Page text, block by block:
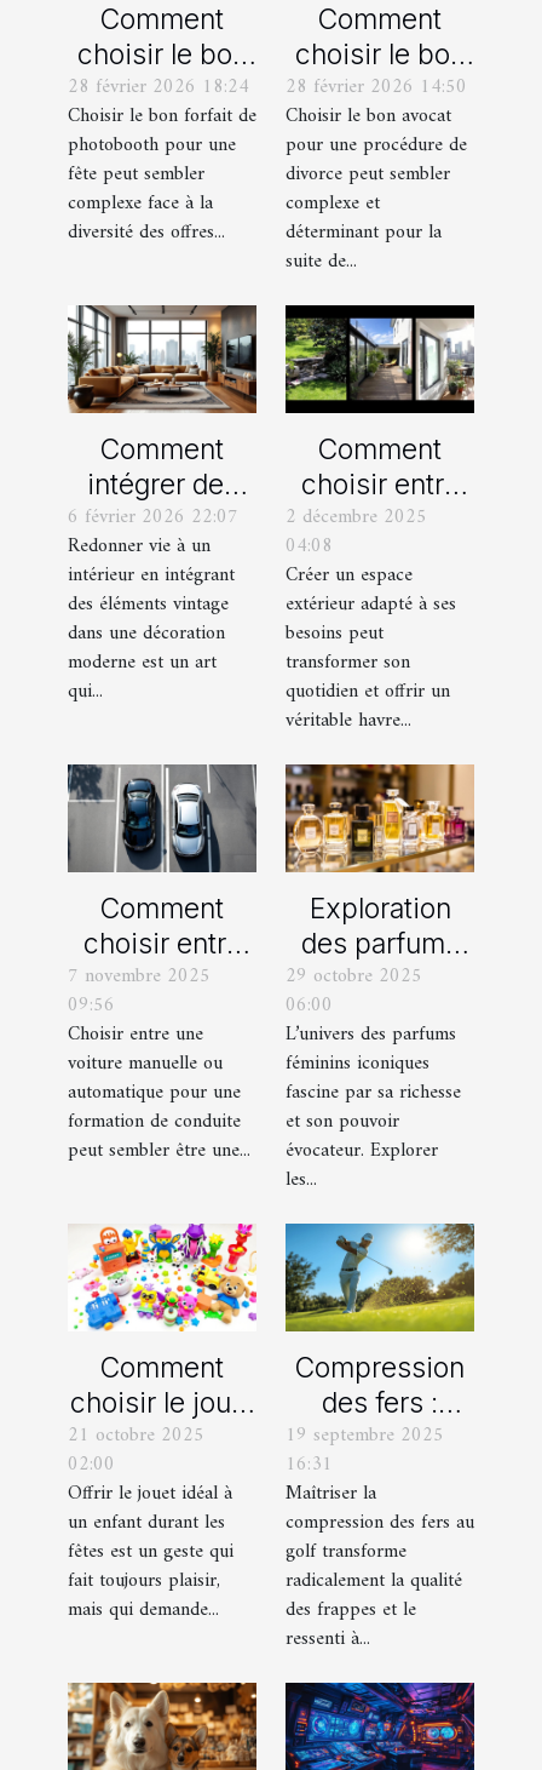
Comment
choisir le bon
forfait de
photobooth
pour votre fête
28 février 2026 18:24
Choisir le bon forfait de
photobooth pour une
fête peut sembler
complexe face à la
diversité des offres...
Comment
choisir le bon
avocat pour
votre
procédure de
divorce ?
28 février 2026 14:50
Choisir le bon avocat
pour une procédure de
divorce peut sembler
complexe et
déterminant pour la
suite de...
Comment
intégrer des
éléments
vintage dans
une décoration
moderne ?
6 février 2026 22:07
Redonner vie à un
intérieur en intégrant
des éléments vintage
dans une décoration
moderne est un art
qui...
Comment
choisir entre
un jardin, une
terrasse et un
balcon pour
votre espace
extérieur ?
2 décembre 2025
04:08
Créer un espace
extérieur adapté à ses
besoins peut
transformer son
quotidien et offrir un
véritable havre...
Comment
choisir entre
une voiture
manuelle ou
automatique
pour votre
formation de
conduite ?
7 novembre 2025
09:56
Choisir entre une
voiture manuelle ou
automatique pour une
formation de conduite
peut sembler être une...
Exploration
des parfums
féminins
iconiques et
leurs
variations
29 octobre 2025
06:00
L’univers des parfums
féminins iconiques
fascine par sa richesse
et son pouvoir
évocateur. Explorer
les...
Comment
choisir le jouet
parfait pour
chaque âge
durant les
fêtes ?
21 octobre 2025
02:00
Offrir le jouet idéal à
un enfant durant les
fêtes est un geste qui
fait toujours plaisir,
mais qui demande...
Compression
des fers :
comment
obtenir des
frappes plus
solides ?
19 septembre 2025
16:31
Maîtriser la
compression des fers au
golf transforme
radicalement la qualité
des frappes et le
ressenti à...